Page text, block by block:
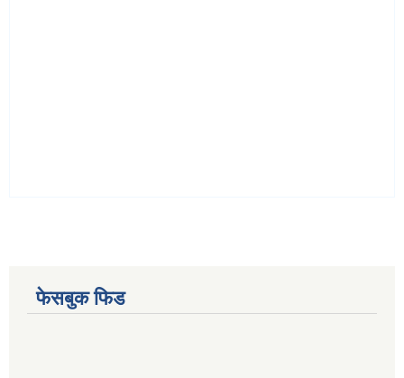
फेसबुक फिड